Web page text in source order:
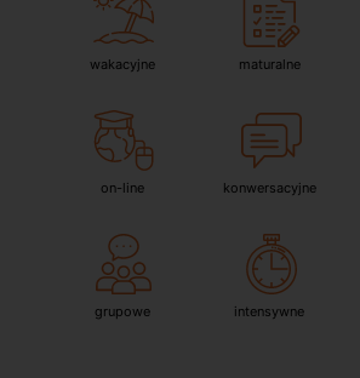
wakacyjne maturalne
on-line konwersacyjne
grupowe intensywne